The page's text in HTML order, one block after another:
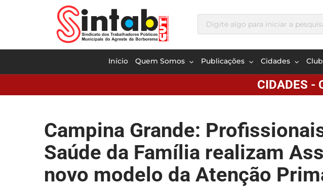
Início Quem Somos Publicações Cidades
CIDADES -
Campina Grande:
Saúde da Família realizam
novo modelo da Atenção